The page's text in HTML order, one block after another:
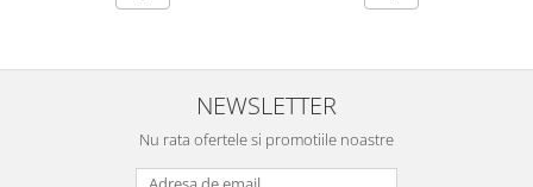
NEWSLETTER
Nu rata ofertele si promotiile noastre